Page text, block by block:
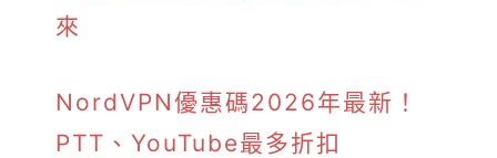
來
NordVPN優惠碼2026年最新！
PTT、YouTube最多折扣